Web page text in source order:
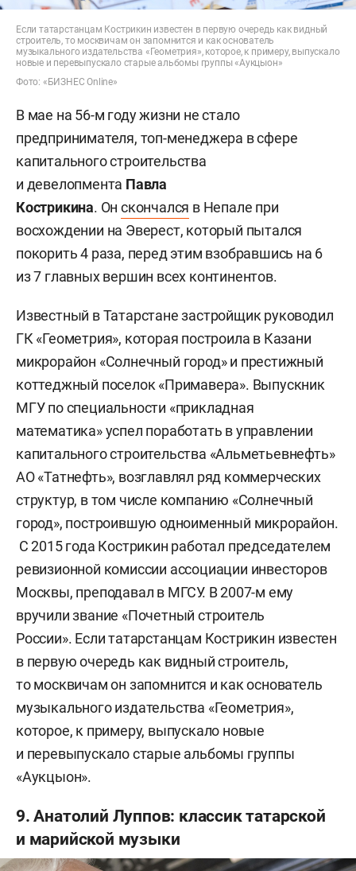
Если татарстанцам Кострикин известен в первую очередь как видный
строитель, то москвичам он запомнится и как основатель
музыкального издательства «Геометрия», которое, к примеру, выпускало
новые и перевыпускало старые альбомы группы «Аукцыон»
Фото: «БИЗНЕС Online»
В мае на 56-м году жизни не стало
предпринимателя, топ-менеджера в сфере
капитального строительства
и девелопмента Павла
Кострикина. Онскончался в Непале при
восхождении на Эверест, который пытался
покорить 4 раза, перед этим взобравшись на 6
из 7 главных вершин всех континентов.
Известный в Татарстане застройщик руководил
ГК «Геометрия», которая построила в Казани
микрорайон «Солнечный город» и престижный
коттеджный поселок «Примавера». Выпускник
МГУ по специальности «прикладная
математика» успел поработать в управлении
капитального строительства «Альметьевнефть»
АО «Татнефть», возглавлял ряд коммерческих
структур, в том числе компанию «Солнечный
город», построившую одноименный микрорайон.
С 2015 года Кострикин работал председателем
ревизионной комиссии ассоциации инвесторов
Москвы, преподавал в МГСУ. В 2007-м ему
вручили звание «Почетный строитель
России». Если татарстанцам Кострикин известен
в первую очередь как видный строитель,
то москвичам он запомнится и как основатель
музыкального издательства «Геометрия»,
которое, к примеру, выпускало новые
и перевыпускало старые альбомы группы
«Аукцыон».
9. Анатолий Луппов: классик татарской
и марийской музыки